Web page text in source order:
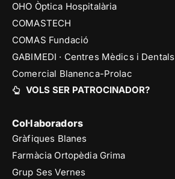
OHO Òptica Hospitalària
COMASTECH
COMAS Fundació
GABIMEDI · Centres Mèdics i Dentals
Comercial Blanenca-Prolac
VOLS SER PATROCINADOR?
Col·laboradors
Gràfiques Blanes
Farmàcia Ortopèdia Grima
Grup Ses Vernes